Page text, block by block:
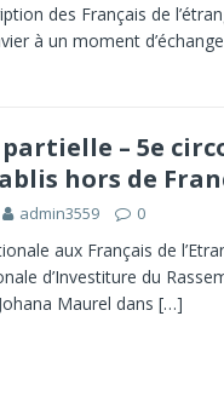
des Français de
à un moment d’échange
– 5e
hors de
admin3559 0
aux Français de
d’Investiture du
Maurel dans […]